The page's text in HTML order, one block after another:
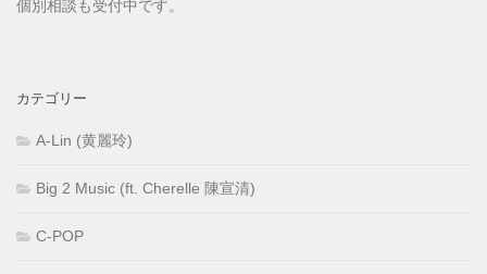
個別相談も受付中です。
カテゴリー
A-Lin (黄麗玲)
Big 2 Music (ft. Cherelle 陳宣清)
C-POP